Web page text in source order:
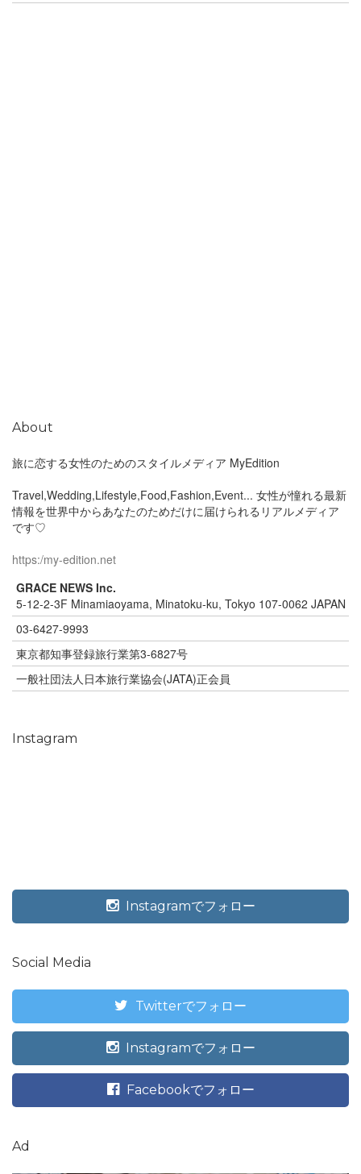
About
旅に恋する女性のためのスタイルメディア MyEdition
Travel,Wedding,Lifestyle,Food,Fashion,Event... 女性が憧れる最新
情報を世界中からあなたのためだけに届けられるリアルメディア
です♡
https:/my-edition.net
GRACE NEWS Inc.
5-12-2-3F Minamiaoyama, Minatoku-ku, Tokyo 107-0062 JAPAN
03-6427-9993
東京都知事登録旅行業第3-6827号
一般社団法人日本旅行業協会(JATA)正会員
Instagram
Instagramでフォロー
Social Media
Twitterでフォロー
Instagramでフォロー
Facebookでフォロー
Ad